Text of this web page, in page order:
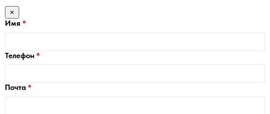
×
Имя
Телефон
Почта